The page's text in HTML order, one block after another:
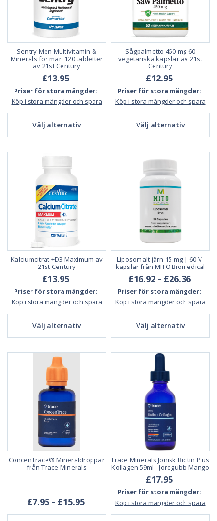
Sentry Men Multivitamin &
Minerals för män 120 tabletter
av 21st Century
£13.95
Priser för stora mängder:
Köp i stora mängder och spara
Välj alternativ
Sågpalmetto 450 mg 60
vegetariska kapslar av 21st
Century
£12.95
Priser för stora mängder:
Köp i stora mängder och spara
Välj alternativ
Kalciumcitrat +D3 Maximum av
21st Century
£13.95
Priser för stora mängder:
Köp i stora mängder och spara
Välj alternativ
Liposomalt järn 15 mg | 60 V-
kapslar från MITO Biomedical
£16.92 - £26.36
Priser för stora mängder:
Köp i stora mängder och spara
Välj alternativ
ConcenTrace® Mineraldroppar
från Trace Minerals
£7.95 - £15.95
Trace Minerals Jonisk Biotin Plus
Kollagen 59ml - Jordgubb Mango
£17.95
Priser för stora mängder:
Köp i stora mängder och spara